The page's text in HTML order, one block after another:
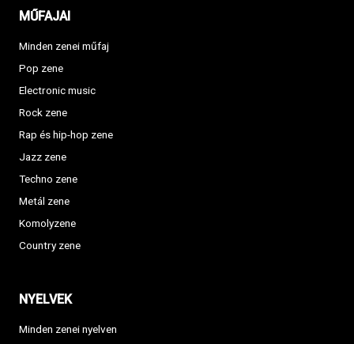
MŰFAJAI
Minden zenei műfaj
Pop zene
Electronic music
Rock zene
Rap és hip-hop zene
Jazz zene
Techno zene
Metál zene
Komolyzene
Country zene
NYELVEK
Minden zenei nyelven